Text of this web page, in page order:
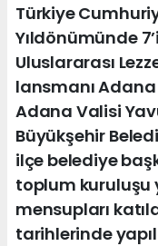
Türkiye
Yıldönümünde
Uluslararası
lansmanı
Adana Valisi
Büyükşehir
ilçe belediye
toplum kuruluşu
mensupları
tarihlerinde